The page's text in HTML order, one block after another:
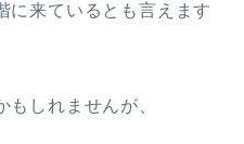
に来ているとも言えます
しれませんが、